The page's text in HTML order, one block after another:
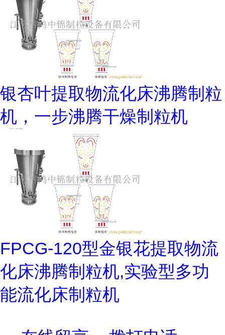
银杏叶提取物流化床沸腾制粒
机，一步沸腾干燥制粒机
FPCG-120型金银花提取物流
化床沸腾制粒机,实验型多功
能流化床制粒机